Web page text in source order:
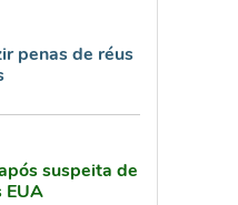
penas de réus
suspeita de
EUA